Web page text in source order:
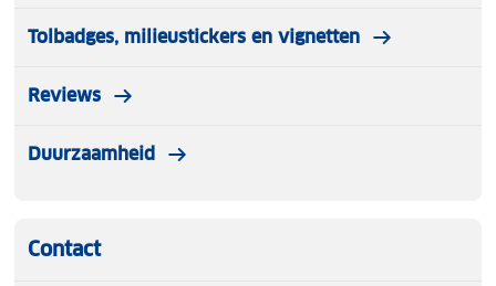
Tolbadges, milieustickers en vignetten
Reviews
Duurzaamheid
Contact